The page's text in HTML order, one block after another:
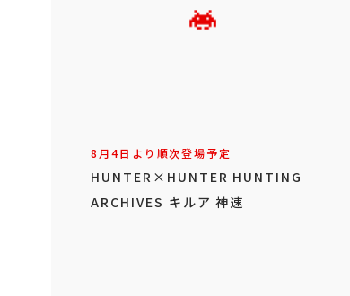
8月4日より順次登場予定
HUNTER×HUNTER HUNTING
ARCHIVES キルア 神速